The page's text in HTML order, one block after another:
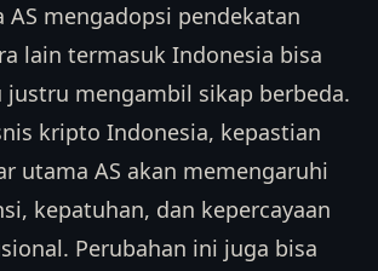
AS mengadopsi pendekatan
lain termasuk Indonesia bisa
mengambil sikap berbeda.
kripto Indonesia, kepastian
utama AS akan memengaruhi
kepatuhan, dan kepercayaan
Perubahan ini juga bisa